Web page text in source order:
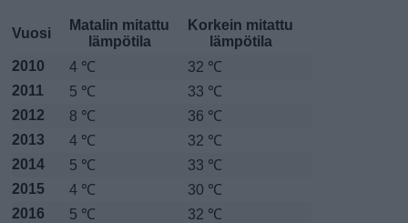
Vuosi
Matalin mitattu
lämpötila
Korkein mitattu
lämpötila
2010
4 ℃
32 ℃
2011
5 ℃
33 ℃
2012
8 ℃
36 ℃
2013
4 ℃
32 ℃
2014
5 ℃
33 ℃
2015
4 ℃
30 ℃
2016
5 ℃
32 ℃